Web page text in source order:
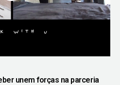
unem forças na parceria